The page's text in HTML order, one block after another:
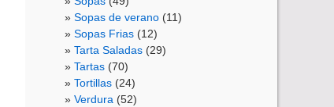
Sopas de verano (11)
Sopas Frias (12)
Tarta Saladas (29)
Tartas (70)
Tortillas (24)
Verdura (52)